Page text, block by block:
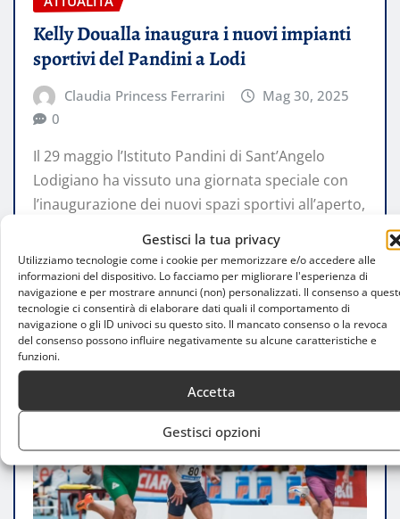
Gestisci la tua privacy
Utilizziamo tecnologie come i cookie per memorizzare e/o accedere alle
informazioni del dispositivo. Lo facciamo per migliorare l'esperienza di
navigazione e per mostrare annunci (non) personalizzati. Il consenso a
tecnologie ci consentirà di elaborare dati quali il comportamento di
navigazione o gli ID univoci su questo sito. Il mancato consenso o la revoca
del consenso possono influire negativamente su alcune caratteristiche e
funzioni.
Accetta
Gestisci opzioni
Kelly Doualla inaugura i nuovi impianti
sportivi del Pandini a Lodi
Claudia Princess Ferrarini
Mag 30, 2025
0
Il 29 maggio l’Istituto Pandini di Sant’Angelo
Lodigiano ha vissuto una giornata speciale con
l’inaugurazione dei nuovi spazi sportivi all’aperto,
LEGGI TUTTO